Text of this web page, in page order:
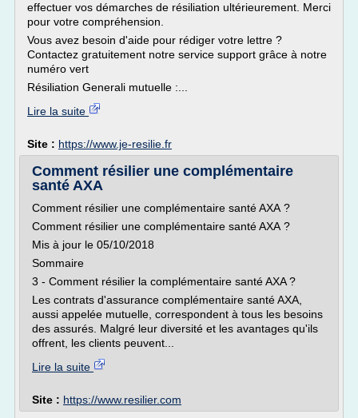
effectuer vos démarches de résiliation ultérieurement. Merci
pour votre compréhension.
Vous avez besoin d'aide pour rédiger votre lettre ?
Contactez gratuitement notre service support grâce à notre
numéro vert
Résiliation Generali mutuelle :...
Lire la suite
Site : https://www.je-resilie.fr
Comment résilier une complémentaire
santé AXA
Comment résilier une complémentaire santé AXA ?
Comment résilier une complémentaire santé AXA ?
Mis à jour le 05/10/2018
Sommaire
3 - Comment résilier la complémentaire santé AXA ?
Les contrats d'assurance complémentaire santé AXA,
aussi appelée mutuelle, correspondent à tous les besoins
des assurés. Malgré leur diversité et les avantages qu'ils
offrent, les clients peuvent...
Lire la suite
Site : https://www.resilier.com